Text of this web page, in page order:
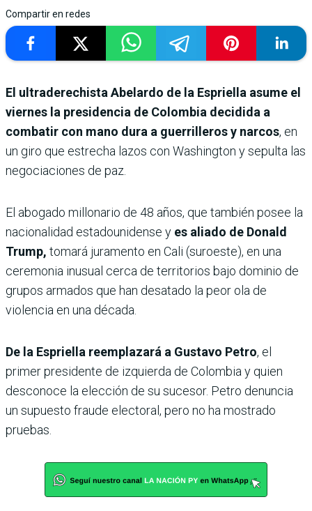
Compartir en redes
El ultraderechista Abelardo de la Espriella asume el
viernes la presidencia de Colombia decidida a
combatir con mano dura a guerrilleros y narcos, en
un giro que estrecha lazos con Washington y sepulta las
negociaciones de paz.
El abogado millonario de 48 años, que también posee la
nacionalidad estadounidense y es aliado de Donald
Trump, tomará juramento en Cali (suroeste), en una
ceremonia inusual cerca de territorios bajo dominio de
grupos armados que han desatado la peor ola de
violencia en una década.
De la Espriella reemplazará a Gustavo Petro, el
primer presidente de izquierda de Colombia y quien
desconoce la elección de su sucesor. Petro denuncia
un supuesto fraude electoral, pero no ha mostrado
pruebas.